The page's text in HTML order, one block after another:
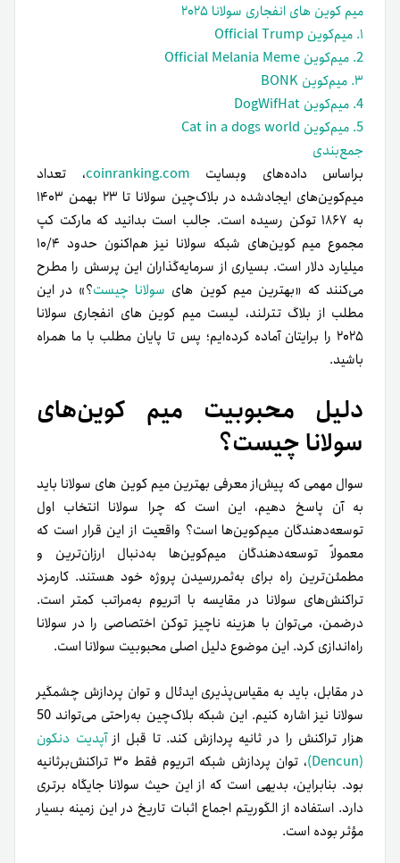
میم کوین های انفجاری سولانا ۲۰۲۵
۱. میم‌کوین Official Trump
2. میم‌کوین Official Melania Meme
۳. میم‌کوین BONK
4. میم‌کوین DogWifHat
5. میم‌کوین Cat in a dogs world
جمع‌بندی
براساس داده‌های وبسایت coinranking.com، تعداد
میم‌کوین‌های ایجاد‌شده در بلاک‌چین سولانا تا ۲۳ بهمن ۱۴۰۳
به ۱۸۶۷ توکن رسیده است. جالب است بدانید که مارکت کپ
مجموع میم کوین‌های شبکه سولانا نیز هم‌اکنون حدود ۱۰/۴
میلیارد دلار است. بسیاری از سرمایه‌گذاران این پرسش را مطرح
می‌کنند که «بهترین میم کوین های سولانا چیست؟» در این
مطلب از بلاگ تترلند، لیست میم کوین های انفجاری سولانا
۲۰۲۵ را برایتان آماده کرد‌ه‌ایم؛ پس تا پایان مطلب با ما همراه
باشید.
دلیل محبوبیت میم کوین‌های
سولانا چیست؟
سوال مهمی که پیش‌از معرفی بهترین میم کوین های سولانا باید
به آن پاسخ دهیم، این است که چرا سولانا انتخاب اول
توسعه‌دهندگان میم‌کوین‌ها است؟ واقعیت از این قرار است که
معمولاً توسعه‌دهندگان میم‌کوین‌ها به‌دنبال ارزان‌ترین و
مطمئن‌ترین راه برای به‌ثمر‌رسیدن پروژه خود هستند. کارمزد
تراکنش‌های سولانا در مقایسه با اتریوم به‌مراتب کمتر است.
درضمن، می‌توان با هزینه ناچیز توکن اختصاصی را در سولانا
راه‌اندازی کرد. این موضوع دلیل اصلی محبوبیت سولانا است.
در مقابل، باید به مقیاس‌پذیری ایدئال و توان پردازش چشمگیر
سولانا نیز اشاره کنیم. این شبکه بلاک‌چین به‌راحتی می‌تواند 50
هزار تراکنش را در ثانیه پردازش کند. تا قبل ازآپدیت دنکون
(Dencun)
، توان پردازش شبکه اتریوم فقط ۳۰ تراکنش‌برثانیه
بود. بنابراین، بدیهی است که از این حیث سولانا جایگاه برتری
دارد. استفاده از الگوریتم اجماع اثبات تاریخ در این زمینه بسیار
مؤثر بوده است.